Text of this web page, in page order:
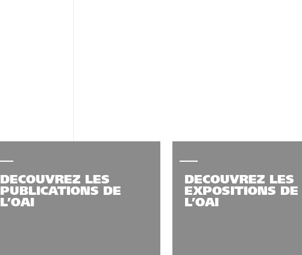
DECOUVREZ LES
PUBLICATIONS DE
L’OAI
DECOUVREZ LES
EXPOSITIONS DE
L’OAI